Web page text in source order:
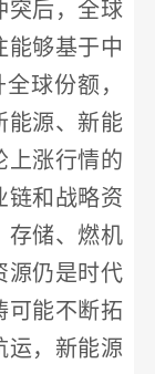
突后，全球
能够基于中
球份额，
能源、 新能
上涨行情的
链和战略资
存储、燃机
源仍是时代
可能不断拓
运， 新能源